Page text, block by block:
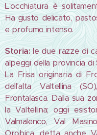
L'occhiatura è
Ha gusto delicato,
e profumo intenso.
Storia:le due razze di
alpeggi della provincia
La Frisa originaria di
dell'alta Valtellina
Frontalasca. Dalla sua
la Valtellina; oggi
Valmalenco, Val